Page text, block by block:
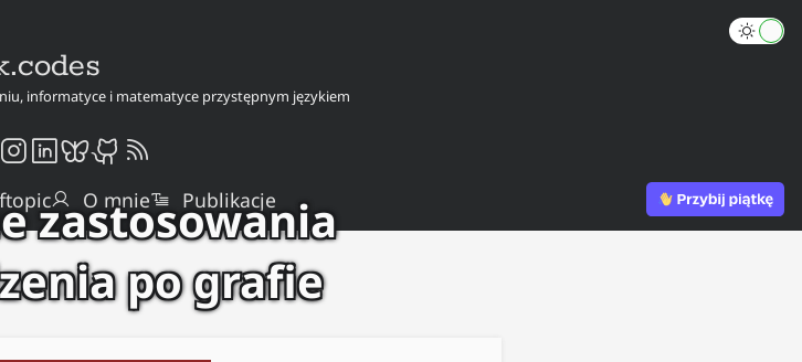
informatyce i matematyce przystępnym językiem
O mnie Publikacje
zastosowania
po grafie